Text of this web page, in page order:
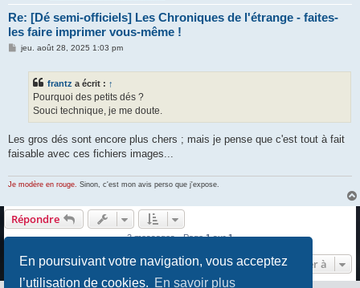
En poursuivant votre navigation, vous acceptez
l’utilisation de cookies. En savoir plus
Re: [Dé semi-officiels] Les Chroniques de l'étrange - faites-
les faire imprimer vous-même !
Mjeu. août 28, 2025 1:03 pm
frantz a écrit : ↑
Pourquoi des petits dés ?
Souci technique, je me doute.
Les gros dés sont encore plus chers ; mais je pense que c'est tout à fait
faisable avec ces fichiers images...
Je modère en rouge. Sinon, c'est mon avis perso que j'expose.
Répondre
3 messages • Page1sur1
Aller à